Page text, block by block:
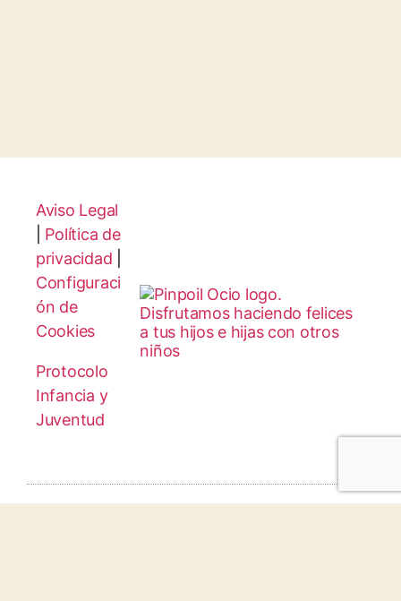
Aviso Legal
Política de
privacidad
Configuraci
ón de
Cookies
Protocolo
Infancia y
Juventud